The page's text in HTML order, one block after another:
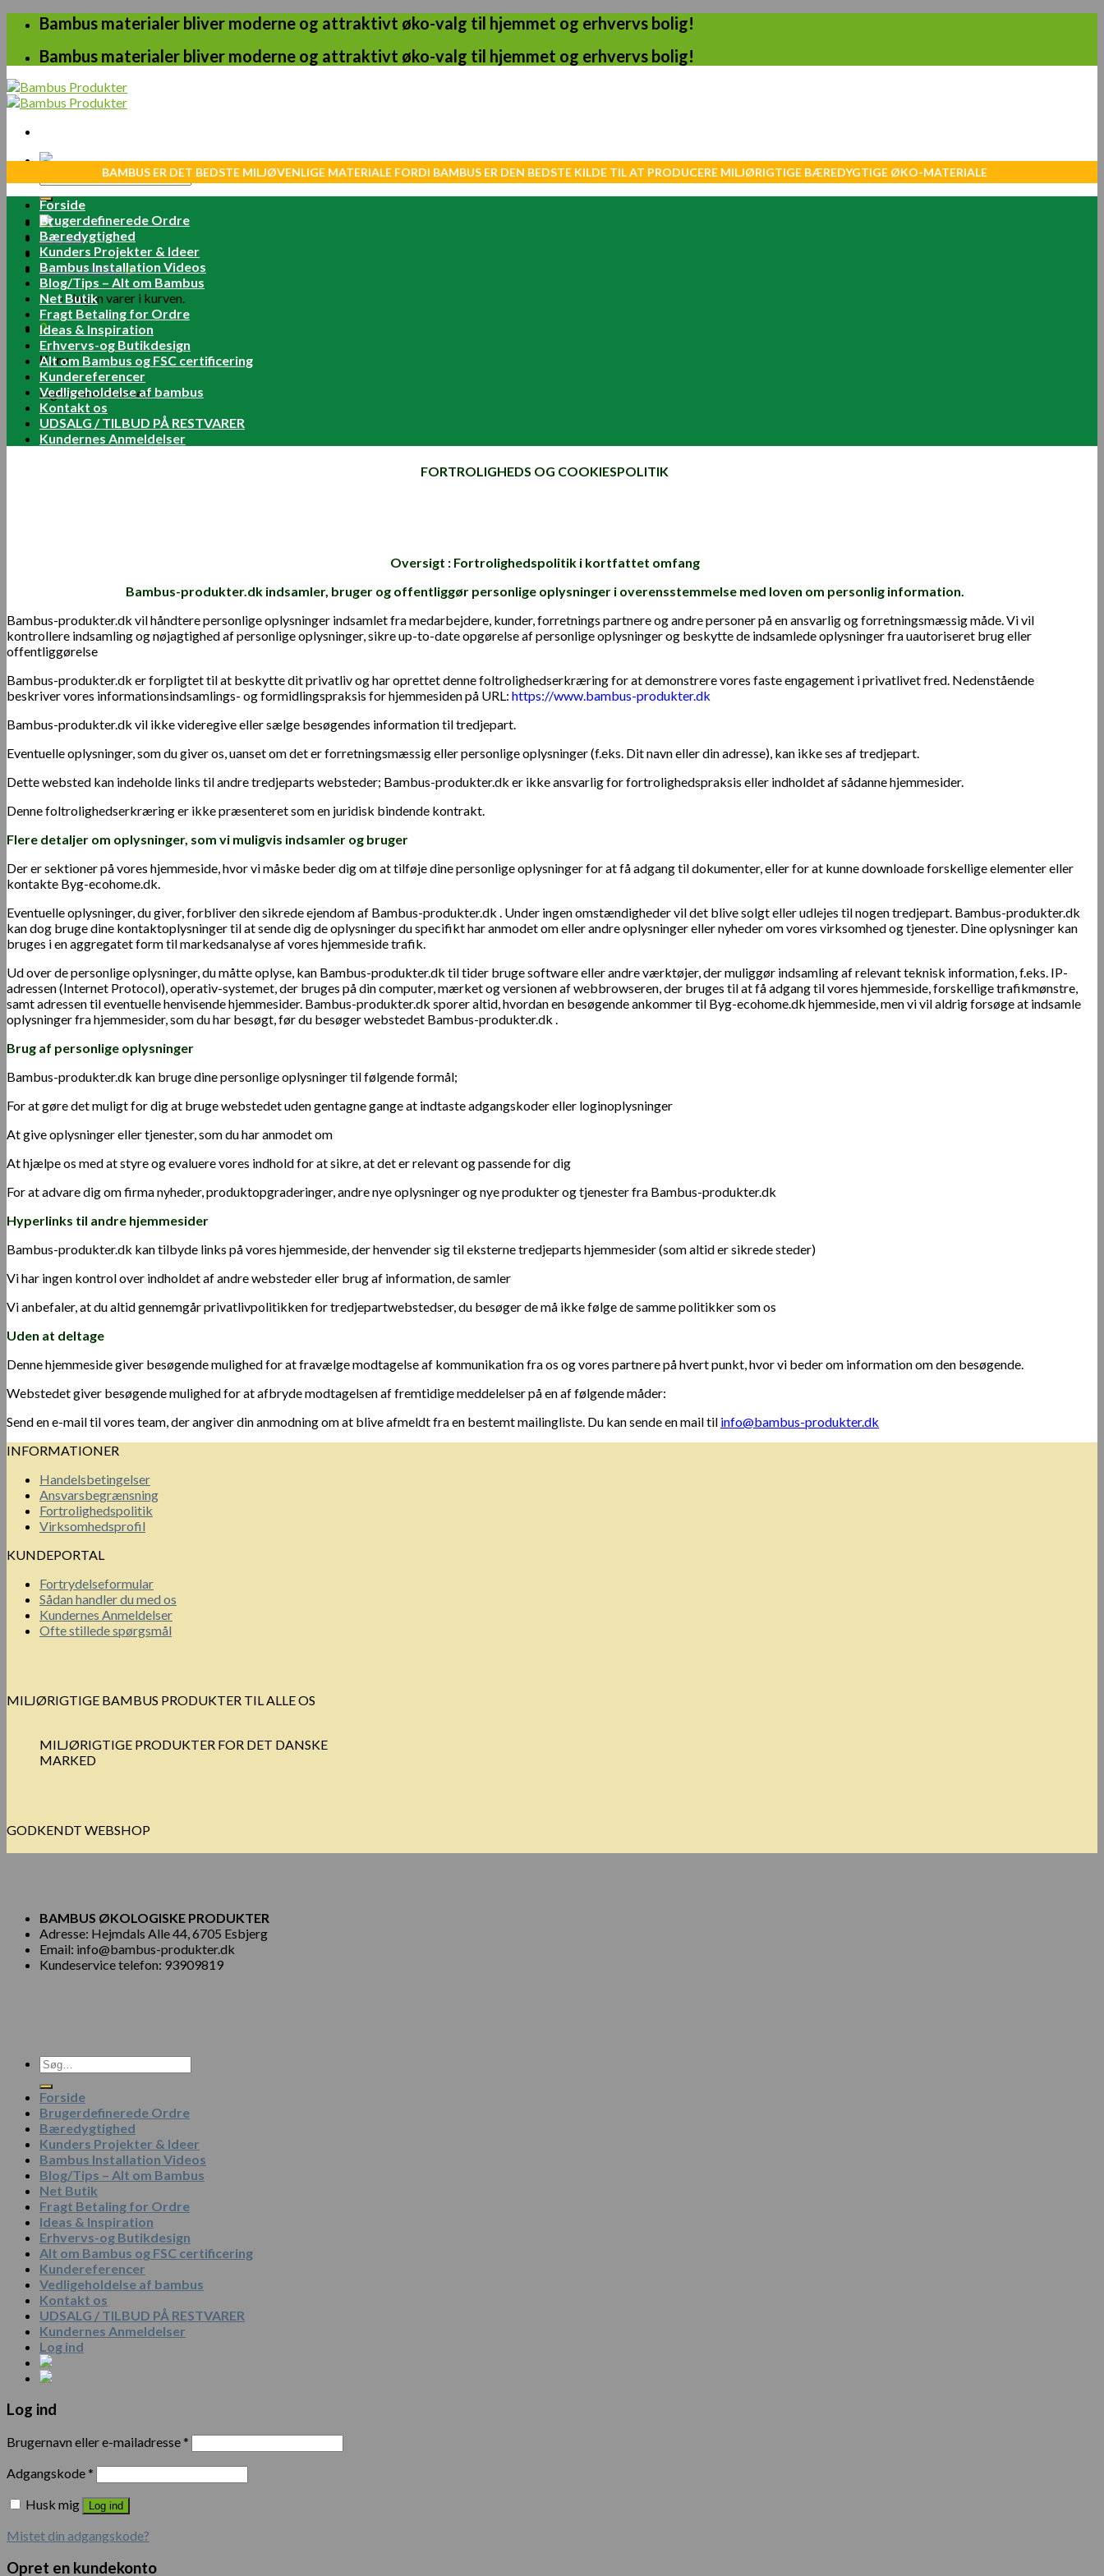
Skip
content
Bambus materialer bliver moderne og attraktivt øko-valg til hjemmet og erhvervs bolig!
Bambus materialer bliver moderne og attraktivt øko-valg til hjemmet og erhvervs bolig!
efter:
Log ind
Kurv /0.00kr.0
Ingen varer i kurven.
0
Kurv
Ingen varer i kurven.
BAMBUS ER DET BEDSTE MILJØVENLIGE MATERIALE FORDI BAMBUS ER DEN BEDSTE KILDE TIL AT PRODUCERE MILJØRIGTIGE BÆREDYGTIGE ØKO-MATERIALE
Forside
Brugerdefinerede Ordre
Bæredygtighed
Kunders Projekter & Ideer
Bambus Installation Videos
Blog/Tips – Alt om Bambus
Net Butik
Fragt Betaling for Ordre
Ideas & Inspiration
Erhvervs-og Butikdesign
Alt om Bambus og FSC certificering
Kundereferencer
Vedligeholdelse af bambus
Kontakt os
UDSALG / TILBUD PÅ RESTVARER
Kundernes Anmeldelser
FORTROLIGHEDS OG COOKIESPOLITIK
Oversigt : Fortrolighedspolitik i kortfattet omfang
Bambus-produkter.dk indsamler, bruger og offentliggør personlige oplysninger i overensstemmelse med loven om personlig information.
Bambus-produkter.dk vil håndtere personlige oplysninger indsamlet fra medarbejdere, kunder, forretnings partnere og andre personer på en ansvarlig og forretningsmæssig måde. Vi vil
kontrollere indsamling og nøjagtighed af personlige oplysninger, sikre up-to-date opgørelse af personlige oplysninger og beskytte de indsamlede oplysninger fra uautoriseret brug eller
offentliggørelse
Bambus-produkter.dk er forpligtet til at beskytte dit privatliv og har oprettet denne foltrolighedserkræring for at demonstrere vores faste engagement i privatlivet fred. Nedenstående
beskriver vores informationsindsamlings- og formidlingspraksis for hjemmesiden på URL: https://www.bambus-produkter.dk
Bambus-produkter.dk vil ikke videregive eller sælge besøgendes information til tredjepart.
Eventuelle oplysninger, som du giver os, uanset om det er forretningsmæssig eller personlige oplysninger (f.eks. Dit navn eller din adresse), kan ikke ses af tredjepart.
Dette websted kan indeholde links til andre tredjeparts websteder; Bambus-produkter.dk er ikke ansvarlig for fortrolighedspraksis eller indholdet af sådanne hjemmesider.
Denne foltrolighedserkræring er ikke præsenteret som en juridisk bindende kontrakt.
Flere detaljer om oplysninger, som vi muligvis indsamler og bruger
Der er sektioner på vores hjemmeside, hvor vi måske beder dig om at tilføje dine personlige oplysninger for at få adgang til dokumenter, eller for at kunne downloade forskellige elementer eller
kontakte Byg-ecohome.dk.
Eventuelle oplysninger, du giver, forbliver den sikrede ejendom af Bambus-produkter.dk . Under ingen omstændigheder vil det blive solgt eller udlejes til nogen tredjepart. Bambus-produkter.dk
kan dog bruge dine kontaktoplysninger til at sende dig de oplysninger du specifikt har anmodet om eller andre oplysninger eller nyheder om vores virksomhed og tjenester. Dine oplysninger kan
bruges i en aggregatet form til markedsanalyse af vores hjemmeside trafik.
Ud over de personlige oplysninger, du måtte oplyse, kan Bambus-produkter.dk til tider bruge software eller andre værktøjer, der muliggør indsamling af relevant teknisk information, f.eks. IP-
adressen (Internet Protocol), operativ-systemet, der bruges på din computer, mærket og versionen af ​​webbrowseren, der bruges til at få adgang til vores hjemmeside, forskellige trafikmønstre,
samt adressen til eventuelle henvisende hjemmesider. Bambus-produkter.dk sporer altid, hvordan en besøgende ankommer til Byg-ecohome.dk hjemmeside, men vi vil aldrig forsøge at indsamle
oplysninger fra hjemmesider, som du har besøgt, før du besøger webstedet Bambus-produkter.dk .
Brug af personlige oplysninger
Bambus-produkter.dk kan bruge dine personlige oplysninger til følgende formål;
For at gøre det muligt for dig at bruge webstedet uden gentagne gange at indtaste adgangskoder eller loginoplysninger
At give oplysninger eller tjenester, som du har anmodet om
At hjælpe os med at styre og evaluere vores indhold for at sikre, at det er relevant og passende for dig
For at advare dig om firma nyheder, produktopgraderinger, andre nye oplysninger og nye produkter og tjenester fra Bambus-produkter.dk
Hyperlinks til andre hjemmesider
Bambus-produkter.dk kan tilbyde links på vores hjemmeside, der henvender sig til eksterne tredjeparts hjemmesider (som altid er sikrede steder)
Vi har ingen kontrol over indholdet af andre websteder eller brug af information, de samler
Vi anbefaler, at du altid gennemgår privatlivpolitikken for tredjepartwebstedser, du besøger de må ikke følge de samme politikker som os
Uden at deltage
Denne hjemmeside giver besøgende mulighed for at fravælge modtagelse af kommunikation fra os og vores partnere på hvert punkt, hvor vi beder om information om den besøgende.
Webstedet giver besøgende mulighed for at afbryde modtagelsen af ​​fremtidige meddelelser på en af ​​følgende måder:
Send en e-mail til vores team, der angiver din anmodning om at blive afmeldt fra en bestemt mailingliste. Du kan sende en mail til info@bambus-produkter.dk
INFORMATIONER
Handelsbetingelser
Ansvarsbegrænsning
Fortrolighedspolitik
Virksomhedsprofil
KUNDEPORTAL
Fortrydelseformular
Sådan handler du med os
Kundernes Anmeldelser
Ofte stillede spørgsmål
MILJØRIGTIGE BAMBUS PRODUKTER TIL ALLE OS
MILJØRIGTIGE PRODUKTER FOR DET DANSKE
MARKED
GODKENDT WEBSHOP
BAMBUS ØKOLOGISKE PRODUKTER
Adresse: Hejmdals Alle 44, 6705 Esbjerg
Email: info@bambus-produkter.dk
Kundeservice telefon: 93909819
Søg
efter:
Forside
Brugerdefinerede Ordre
Bæredygtighed
Kunders Projekter & Ideer
Bambus Installation Videos
Blog/Tips – Alt om Bambus
Net Butik
Fragt Betaling for Ordre
Ideas & Inspiration
Erhvervs-og Butikdesign
Alt om Bambus og FSC certificering
Kundereferencer
Vedligeholdelse af bambus
Kontakt os
UDSALG / TILBUD PÅ RESTVARER
Kundernes Anmeldelser
Log ind
Log ind
Brugernavn eller e-mailadresse*
Adgangskode*
Husk mig
Log ind
Mistet din adgangskode?
Opret en kundekonto